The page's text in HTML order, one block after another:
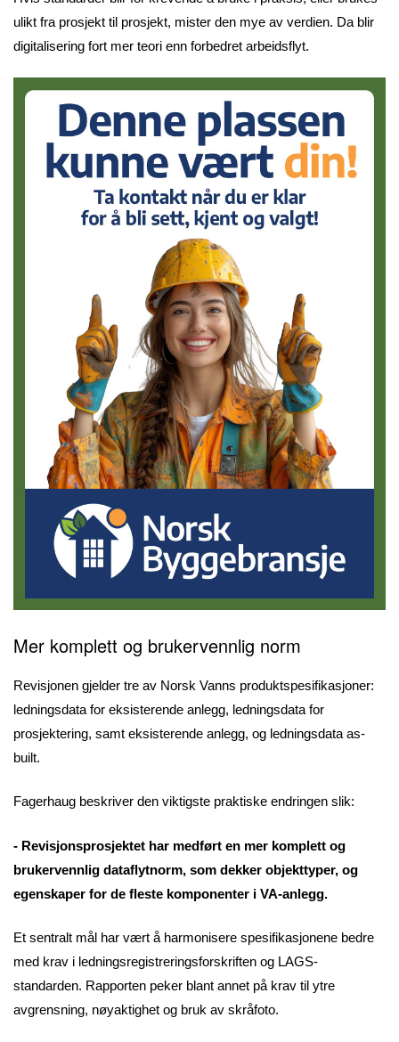
ulikt fra prosjekt til prosjekt, mister den mye av verdien. Da blir
digitalisering fort mer teori enn forbedret arbeidsflyt.
Mer komplett og brukervennlig norm
Revisjonen gjelder tre av Norsk Vanns produktspesifikasjoner:
ledningsdata for eksisterende anlegg, ledningsdata for
prosjektering, samt eksisterende anlegg, og ledningsdata as-
built.
Fagerhaug beskriver den viktigste praktiske endringen slik:
- Revisjonsprosjektet har medført en mer komplett og
brukervennlig dataflytnorm, som dekker objekttyper, og
egenskaper for de fleste komponenter i VA-anlegg.
Et sentralt mål har vært å harmonisere spesifikasjonene bedre
med krav i ledningsregistreringsforskriften og LAGS-
standarden. Rapporten peker blant annet på krav til ytre
avgrensning, nøyaktighet og bruk av skråfoto.